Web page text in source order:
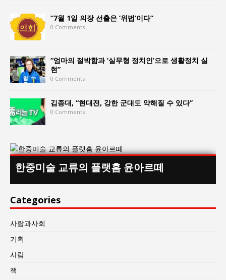
“7월 1일 의장 선출은 ‘위법’이다”
0 Comments
“엄마의 절박함과 ‘실무형 정치인’으로 생활정치 실
현”
0 Comments
김종대, “현대전, 강한 군대도 약해질 수 있다”
0 Comments
한중미술 교류의 플랫홈 윤아르떼
Categories
사람과사회
기획
사람
책